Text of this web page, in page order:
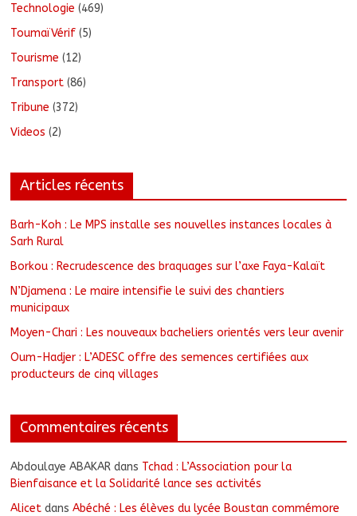
Technologie (469)
ToumaïVérif (5)
Tourisme (12)
Transport (86)
Tribune (372)
Videos (2)
Articles récents
Barh-Koh : Le MPS installe ses nouvelles instances locales à
Sarh Rural
Borkou : Recrudescence des braquages sur l’axe Faya-Kalaït
N’Djamena : Le maire intensifie le suivi des chantiers
municipaux
Moyen-Chari : Les nouveaux bacheliers orientés vers leur avenir
Oum-Hadjer : L’ADESC offre des semences certifiées aux
producteurs de cinq villages
Commentaires récents
Abdoulaye ABAKAR dans Tchad : L’Association pour la
Bienfaisance et la Solidarité lance ses activités
Alicet dansAbéché : Les élèves du lycée Boustan commémore